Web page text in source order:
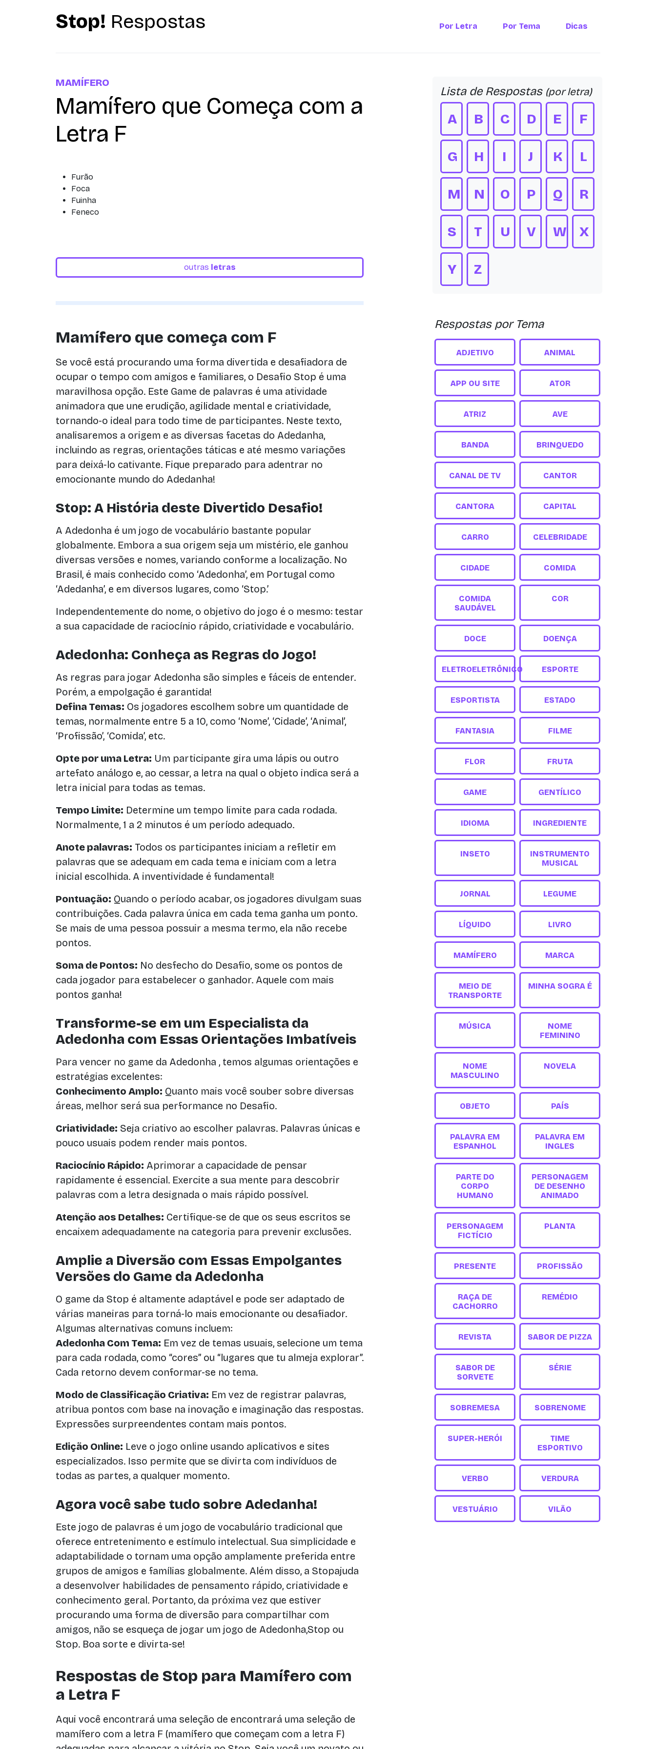
Stop! Respostas Por Letra Por Tema Dicas
MAMÍFERO
Mamífero que Começa com a
Letra F
Furão
Foca
Fuinha
Feneco
outras letras
Mamífero que começa com F
Se você está procurando uma forma divertida e desafiadora de
ocupar o tempo com amigos e familiares, o Desafio Stop é uma
maravilhosa opção. Este Game de palavras é uma atividade
animadora que une erudição, agilidade mental e criatividade,
tornando-o ideal para todo time de participantes. Neste texto,
analisaremos a origem e as diversas facetas do Adedanha,
incluindo as regras, orientações táticas e até mesmo variações
para deixá-lo cativante. Fique preparado para adentrar no
emocionante mundo do Adedanha!
Stop: A História deste Divertido Desafio!
A Adedonha é um jogo de vocabulário bastante popular
globalmente. Embora a sua origem seja um mistério, ele ganhou
diversas versões e nomes, variando conforme a localização. No
Brasil, é mais conhecido como ‘Adedonha’, em Portugal como
‘Adedanha’, e em diversos lugares, como ‘Stop.’
Independentemente do nome, o objetivo do jogo é o mesmo: testar
a sua capacidade de raciocínio rápido, criatividade e vocabulário.
Adedonha: Conheça as Regras do Jogo!
As regras para jogar Adedonha são simples e fáceis de entender.
Porém, a empolgação é garantida!
Defina Temas: Os jogadores escolhem sobre um quantidade de
temas, normalmente entre 5 a 10, como ‘Nome’, ‘Cidade’, ‘Animal’,
‘Profissão’, ‘Comida’, etc.
Opte por uma Letra: Um participante gira uma lápis ou outro
artefato análogo e, ao cessar, a letra na qual o objeto indica será a
letra inicial para todas as temas.
Tempo Limite: Determine um tempo limite para cada rodada.
Normalmente, 1 a 2 minutos é um período adequado.
Anote palavras: Todos os participantes iniciam a refletir em
palavras que se adequam em cada tema e iniciam com a letra
inicial escolhida. A inventividade é fundamental!
Pontuação: Quando o período acabar, os jogadores divulgam suas
contribuições. Cada palavra única em cada tema ganha um ponto.
Se mais de uma pessoa possuir a mesma termo, ela não recebe
pontos.
Soma de Pontos: No desfecho do Desafio, some os pontos de
cada jogador para estabelecer o ganhador. Aquele com mais
pontos ganha!
Transforme-se em um Especialista da
Adedonha com Essas Orientações Imbatíveis
Para vencer no game da Adedonha , temos algumas orientações e
estratégias excelentes:
Conhecimento Amplo: Quanto mais você souber sobre diversas
áreas, melhor será sua performance no Desafio.
Criatividade: Seja criativo ao escolher palavras. Palavras únicas e
pouco usuais podem render mais pontos.
Raciocínio Rápido: Aprimorar a capacidade de pensar
rapidamente é essencial. Exercite a sua mente para descobrir
palavras com a letra designada o mais rápido possível.
Atenção aos Detalhes: Certifique-se de que os seus escritos se
encaixem adequadamente na categoria para prevenir exclusões.
Amplie a Diversão com Essas Empolgantes
Versões do Game da Adedonha
O game da Stop é altamente adaptável e pode ser adaptado de
várias maneiras para torná-lo mais emocionante ou desafiador.
Algumas alternativas comuns incluem:
Adedonha Com Tema: Em vez de temas usuais, selecione um tema
para cada rodada, como “cores” ou “lugares que tu almeja explorar”.
Cada retorno devem conformar-se no tema.
Modo de Classificação Criativa: Em vez de registrar palavras,
atribua pontos com base na inovação e imaginação das respostas.
Expressões surpreendentes contam mais pontos.
Edição Online: Leve o jogo online usando aplicativos e sites
especializados. Isso permite que se divirta com indivíduos de
todas as partes, a qualquer momento.
Agora você sabe tudo sobre Adedanha!
Este jogo de palavras é um jogo de vocabulário tradicional que
oferece entretenimento e estímulo intelectual. Sua simplicidade e
adaptabilidade o tornam uma opção amplamente preferida entre
grupos de amigos e famílias globalmente. Além disso, a Stopajuda
a desenvolver habilidades de pensamento rápido, criatividade e
conhecimento geral. Portanto, da próxima vez que estiver
procurando uma forma de diversão para compartilhar com
amigos, não se esqueça de jogar um jogo de Adedonha,Stop ou
Stop. Boa sorte e divirta-se!
Respostas de Stop para Mamífero com
a Letra F
Aqui você encontrará uma seleção de encontrará uma seleção de
mamífero com a letra F (mamífero que começam com a letra F)
Lista de Respostas (por letra)
A B C D E F
G H I J K L
M N O P Q R
S T U V W X
Y Z
Respostas por Tema
ADJETIVO ANIMAL
APP OU SITE ATOR
ATRIZ AVE
BANDA BRINQUEDO
CANAL DE TV CANTOR
CANTORA CAPITAL
CARRO CELEBRIDADE
CIDADE COMIDA
COMIDA
SAUDÁVEL
COR
DOCE DOENÇA
ELETROELETRÔNICO ESPORTE
ESPORTISTA ESTADO
FANTASIA FILME
FLOR FRUTA
GAME GENTÍLICO
IDIOMA INGREDIENTE
INSETO
INSTRUMENTO
MUSICAL
JORNAL LEGUME
LÍQUIDO LIVRO
MAMÍFERO MARCA
MEIO DE
TRANSPORTE
MINHA SOGRA É
MÚSICA
NOME
FEMININO
NOME
MASCULINO
NOVELA
OBJETO PAÍS
PALAVRA EM
ESPANHOL
PALAVRA EM
INGLES
PARTE DO
CORPO
HUMANO
PERSONAGEM
DE DESENHO
ANIMADO
PERSONAGEM
FICTÍCIO
PLANTA
PRESENTE PROFISSÃO
RAÇA DE
CACHORRO
REMÉDIO
REVISTA SABOR DE PIZZA
SABOR DE
SORVETE
SÉRIE
SOBREMESA SOBRENOME
SUPER-HERÓI
TIME
ESPORTIVO
VERBO VERDURA
VESTUÁRIO VILÃO